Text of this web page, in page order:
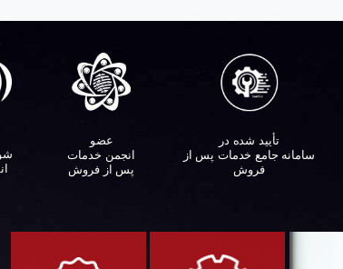
تأیید شده در
سامانه جامع خدمات پس از
فروش
عضو
انجمن خدمات
پس از فروش